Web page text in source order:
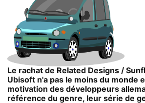
Le rachat de Related Designs /
Ubisoft n'a pas le moins du monde
motivation des développeurs
référence du genre, leur série de